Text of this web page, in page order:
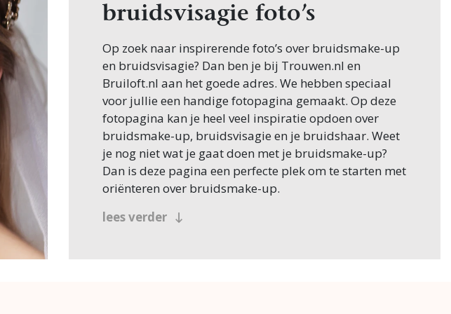
bruidsvisagie foto’s
Op zoek naar inspirerende foto’s over bruidsmake-up
en bruidsvisagie? Dan ben je bij Trouwen.nl en
Bruiloft.nl aan het goede adres. We hebben speciaal
voor jullie een handige fotopagina gemaakt. Op deze
fotopagina kan je heel veel inspiratie opdoen over
bruidsmake-up, bruidsvisagie en je bruidshaar. Weet
je nog niet wat je gaat doen met je bruidsmake-up?
Dan is deze pagina een perfecte plek om te starten met
oriënteren over bruidsmake-up.
Bruidsvisagie foto’s
lees verder